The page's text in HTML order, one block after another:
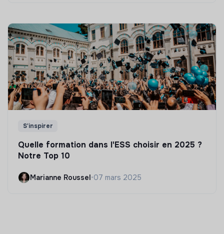
S'inspirer
Quelle formation dans l'ESS choisir en 2025 ?
Notre Top 10
Marianne Roussel•07 mars 2025